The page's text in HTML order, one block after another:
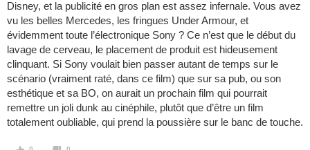
Disney, et la publicité en gros plan est assez infernale. Vous avez
vu les belles Mercedes, les fringues Under Armour, et
évidemment toute l’électronique Sony ? Ce n’est que le début du
lavage de cerveau, le placement de produit est hideusement
clinquant. Si Sony voulait bien passer autant de temps sur le
scénario (vraiment raté, dans ce film) que sur sa pub, ou son
esthétique et sa BO, on aurait un prochain film qui pourrait
remettre un joli dunk au cinéphile, plutôt que d’être un film
totalement oubliable, qui prend la poussière sur le banc de touche.